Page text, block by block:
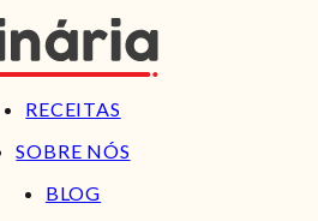
RECEITAS
SOBRE NÓS
BLOG